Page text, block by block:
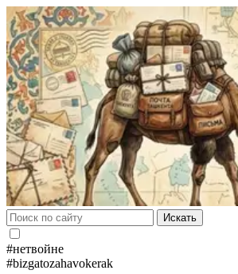
Искать
#нетвойне
#bizgatozahavokerak